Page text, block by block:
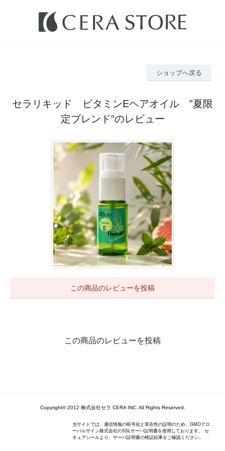
ショップへ戻る
セラリキッド ビタミンEヘアオイル ”夏限
定ブレンド”のレビュー
この商品のレビューを投稿
この商品のレビューを投稿
Copyright© 2012 株式会社セラ CERA INC. All Rights Reserved.
当サイトでは、通信情報の暗号化と実在性の証明のため、GMOグロ
ーバルサイン株式会社のSSLサーバ証明書を使用しております。 セ
キュアシールより、サーバ証明書の検証結果をご確認ください。